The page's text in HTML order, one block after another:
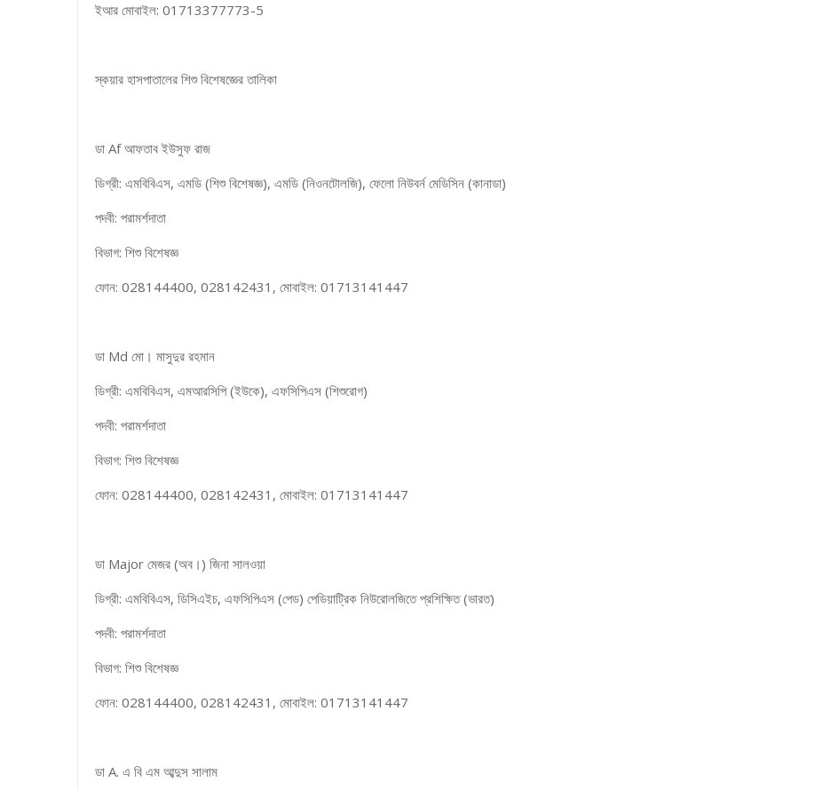
ইআর মোবাইল: 01713377773-5
স্কয়ার হাসপাতালের শিশু বিশেষজ্ঞের তালিকা
ডা Af আফতাব ইউসুফ রাজ
ডিগ্রী: এমবিবিএস, এমডি (শিশু বিশেষজ্ঞ), এমডি (নিওনটোলজি), ফেলো নিউবর্ন মেডিসিন (কানাডা)
পদবী: পরামর্শদাতা
বিভাগ: শিশু বিশেষজ্ঞ
ফোন: 028144400, 028142431, মোবাইল: 01713141447
ডা Md মো। মাসুদুর রহমান
ডিগ্রী: এমবিবিএস, এমআরসিপি (ইউকে), এফসিপিএস (শিশুরোগ)
পদবী: পরামর্শদাতা
বিভাগ: শিশু বিশেষজ্ঞ
ফোন: 028144400, 028142431, মোবাইল: 01713141447
ডা Major মেজর (অব।) জিনা সালওয়া
ডিগ্রী: এমবিবিএস, ডিসিএইচ, এফসিপিএস (পেড) পেডিয়াট্রিক নিউরোলজিতে প্রশিক্ষিত (ভারত)
পদবী: পরামর্শদাতা
বিভাগ: শিশু বিশেষজ্ঞ
ফোন: 028144400, 028142431, মোবাইল: 01713141447
ডা A. এ বি এম আব্দুস সালাম